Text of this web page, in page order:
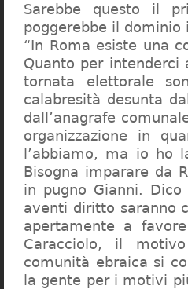
Sarebbe questo il
poggerebbe il
“In Roma esiste una
Quanto per
tornata elettorale
calabresità desunta
dall’anagrafe
organizzazione in
l’abbiamo, ma io ho
Bisogna imparare da
in pugno Gianni.
aventi diritto saranno
apertamente a
Caracciolo, il
comunità ebraica si
la gente per i motivi